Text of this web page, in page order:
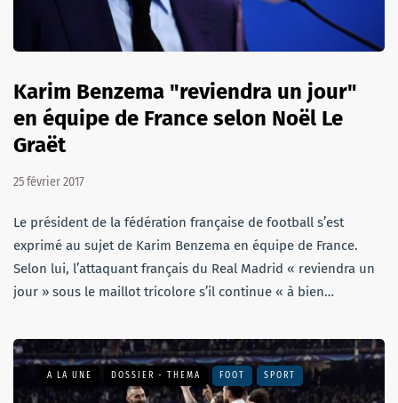
Karim Benzema "reviendra un jour"
en équipe de France selon Noël Le
Graët
25 février 2017
Le président de la fédération française de football s’est
exprimé au sujet de Karim Benzema en équipe de France.
Selon lui, l’attaquant français du Real Madrid « reviendra un
jour » sous le maillot tricolore s’il continue « à bien…
A LA UNE DOSSIER - THEMA FOOT SPORT